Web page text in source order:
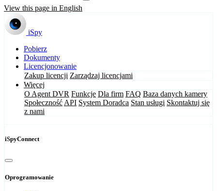
View this page in English
iSpy
Pobierz
Dokumenty
Licencjonowanie
Zakup licencji Zarządzaj licencjami
Więcej
O Agent DVR Funkcje Dla firm FAQ Baza danych kamery
Społeczność API System Doradca Stan usługi Skontaktuj się
z nami
iSpyConnect
Oprogramowanie